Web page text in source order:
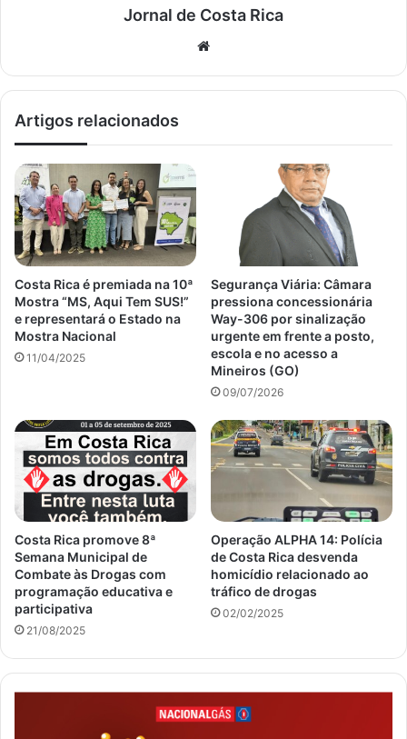
Jornal de Costa Rica
Artigos relacionados
Costa Rica é premiada na 10ª
Mostra “MS, Aqui Tem SUS!”
e representará o Estado na
Mostra Nacional
11/04/2025
Segurança Viária: Câmara
pressiona concessionária
Way-306 por sinalização
urgente em frente a posto,
escola e no acesso a
Mineiros (GO)
09/07/2026
Costa Rica promove 8ª
Semana Municipal de
Combate às Drogas com
programação educativa e
participativa
21/08/2025
Operação ALPHA 14: Polícia
de Costa Rica desvenda
homicídio relacionado ao
tráfico de drogas
02/02/2025